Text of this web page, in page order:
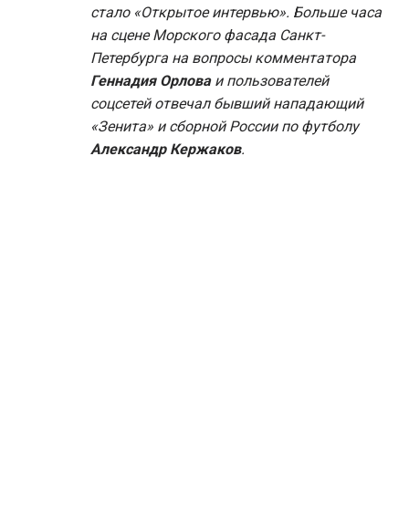
стало «Открытое интервью». Больше часа
на сцене Морского фасада Санкт-
Петербурга на вопросы комментатора
Геннадия Орловаи пользователей
соцсетей отвечал бывший нападающий
«Зенита» и сборной России по футболу
Александр Кержаков.